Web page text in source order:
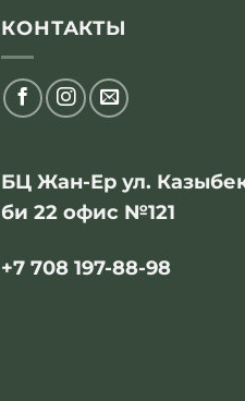
КОНТАКТЫ
БЦ Жан-Ер ул.
би 22 офис №121
+7 708 197-88-98